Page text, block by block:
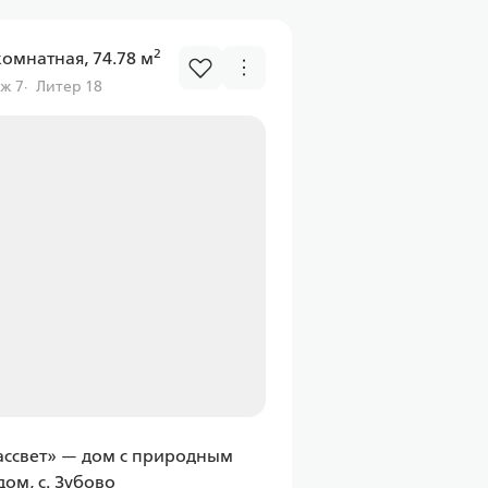
74.78 м2
7 Литер 18
— дом с природным
с. Зубово